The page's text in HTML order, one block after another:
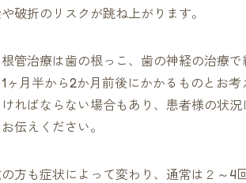
破折のリスクが跳ね上がります。
根管治療は歯の根っこ、歯の神経の治療
ヶ月半から2か月前後にかかるものとお
ればならない場合もあり、患者様の状
伝えください。
方も症状によって変わり、通常は２～